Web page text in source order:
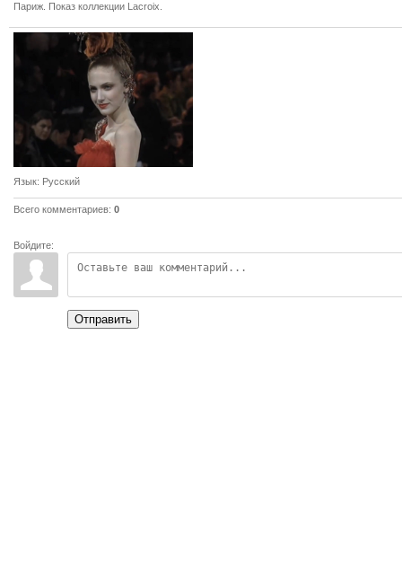
Париж. Показ коллекции Lacroix.
Язык: Русский
Всего комментариев: 0
Войдите:
Отправить